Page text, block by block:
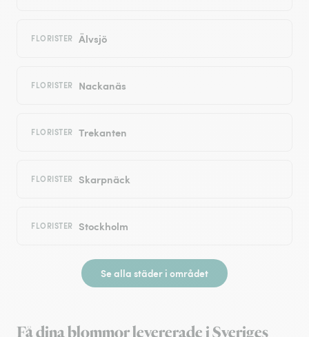
FLORISTER Älvsjö
FLORISTER Nackanäs
FLORISTER Trekanten
FLORISTER Skarpnäck
FLORISTER Stockholm
Se alla städer i området